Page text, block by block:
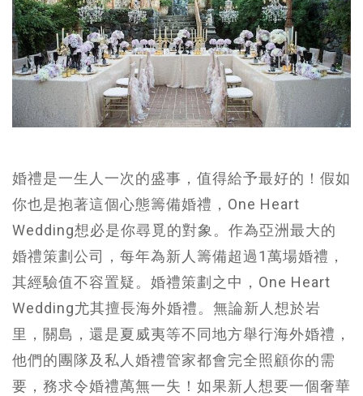
婚禮是一生人一次的盛事，值得給予最好的！假如
你也是抱著這個心態籌備婚禮，One Heart
Wedding想必是你尋覓的對象。作為亞洲最大的
婚禮策劃公司，每年為新人籌備超過1萬場婚禮，
其經驗值不容置疑。婚禮策劃之中，One Heart
Wedding尤其擅長海外婚禮。無論新人想於岩
里，關島，還是夏威夷等不同地方舉行海外婚禮，
他們的團隊及私人婚禮管家都會完全照顧你的需
要，務求令婚禮萬無一失！如果新人想要一個奢華